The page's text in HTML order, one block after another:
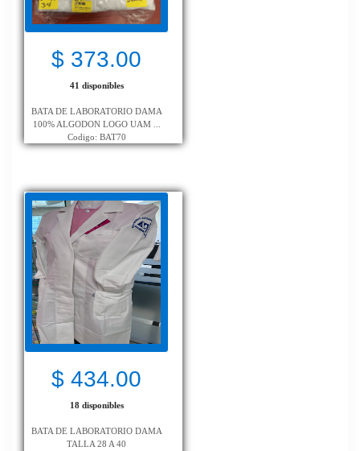
$ 373.00
41 disponibles
BATA DE LABORATORIO DAMA
100% ALGODON LOGO UAM ...
Codigo: BAT70
$ 434.00
18 disponibles
BATA DE LABORATORIO DAMA
TALLA 28 A 40